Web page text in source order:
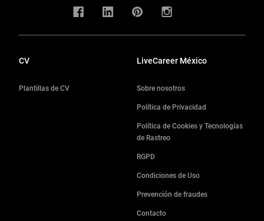
CV
Plantillas de CV
LiveCareer México
Sobre nosotros
Política de Privacidad
Política de Cookies y Tecnologías
de Rastreo
RGPD
Condiciones de Uso
Prevención de fraudes
Contacto